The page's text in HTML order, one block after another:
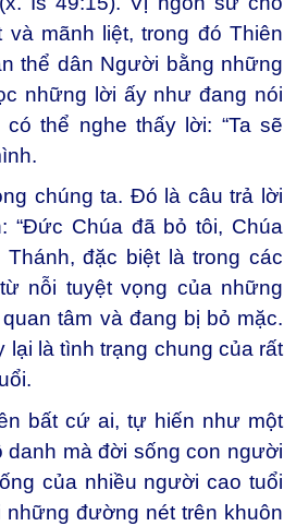
mãnh liệt, trong đó Thiên
thể dân Người bằng những
những lời ấy như đang nói
thể nghe thấy lời: “Ta sẽ
chúng ta. Đó là câu trả lời
“Đức Chúa đã bỏ tôi, Chúa
đặc biệt là trong các
nỗi tuyệt vọng của những
tâm và đang bị bỏ mặc.
là tình trạng chung của rất
bất cứ ai, tự hiến như một
danh mà đời sống con người
của nhiều người cao tuổi
đường nét trên khuôn